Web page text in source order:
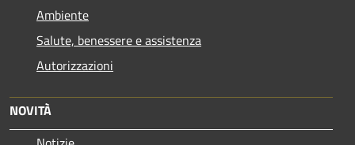
Ambiente
Salute, benessere e assistenza
Autorizzazioni
NOVITÀ